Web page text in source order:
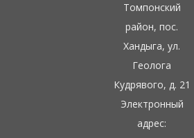
Томпонский
район, пос.
Хандыга, ул.
Геолога
Кудрявого, д. 21
Электронный
адрес: